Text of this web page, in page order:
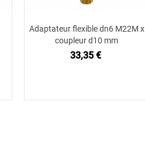
Ajouter au panier
Adaptateur flexible dn6 M22M x
coupleur d10 mm
33,35 €